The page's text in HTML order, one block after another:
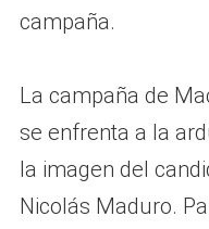
campaña.
La campaña de
se enfrenta a la
la imagen del
Nicolás Maduro.